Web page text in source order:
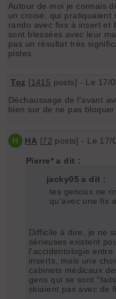
Autour de moi je connais
un croisé, qui pratiquaient
rando avec fixs à insert et
sont blessées avec leur
pas un résultat très
pistes.
Toz [1415 posts] - Le 17/
Déchaussage de l'avant
bien sur de ne pas
H HA [72 posts] - Le 17/
Pïerre* a dit :
jacky05 a dit :
tes genoux ne
qu'avec une fix
Difficile à dire, je ne
sérieuses existent
l'accidentologie
inserts, mais une
cabinets médicaux
gens qui se sont
skiaient pas avec de